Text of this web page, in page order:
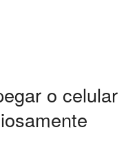
o celular